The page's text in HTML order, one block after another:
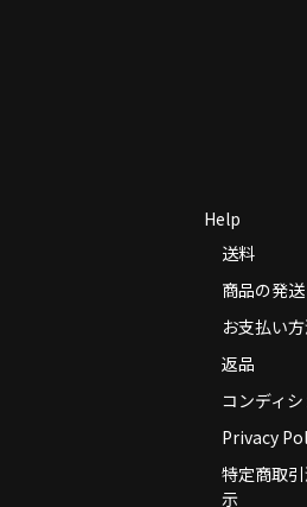
Help
送料
商品の発送
お支払い
返品
コンディ
Privacy
特定商取
示